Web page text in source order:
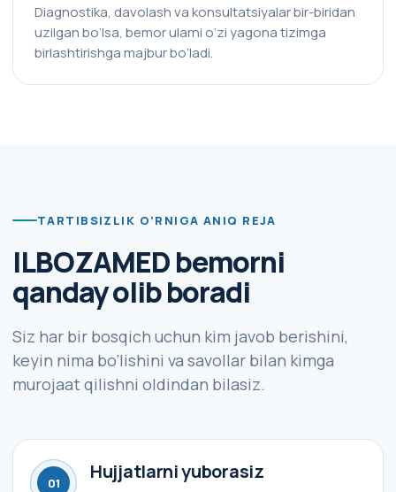
Diagnostika, davolash va konsultatsiyalar bir-biridan
uzilgan bo‘lsa, bemor ularni o‘zi yagona tizimga
birlashtirishga majbur bo‘ladi.
TARTIBSIZLIK O‘RNIGA ANIQ REJA
ILBOZAMED bemorni
qanday olib boradi
Siz har bir bosqich uchun kim javob berishini,
keyin nima bo‘lishini va savollar bilan kimga
murojaat qilishni oldindan bilasiz.
01 Hujjatlarni yuborasiz